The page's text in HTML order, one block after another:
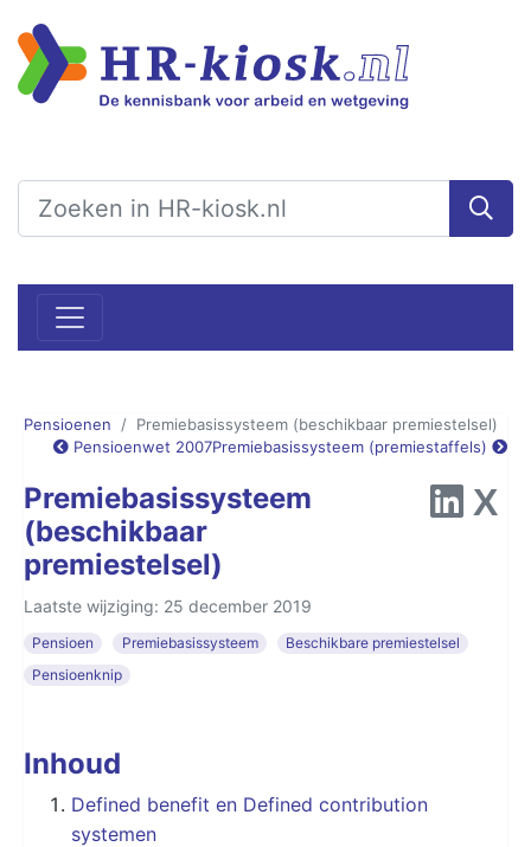
Pensioenen
Premiebasissysteem (beschikbaar premiestelsel)
Pensioenwet 2007Premiebasissysteem (premiestaffels)
Premiebasissysteem
(beschikbaar
premiestelsel)
Laatste wijziging: 25 december 2019
Pensioen Premiebasissysteem
Beschikbare premiestelsel
Pensioenknip
Inhoud
Defined benefit en Defined contribution
systemen